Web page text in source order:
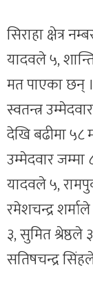
सिराहा क्षेत्र
यादवले ५,
मत पाएका छन् ।
स्वतन्त्र
देखि बढीमा ५८
उम्मेदवार जम्मा
यादवले ५,
रमेशचन्द्र
३, सुमित
सतिषचन्द्र